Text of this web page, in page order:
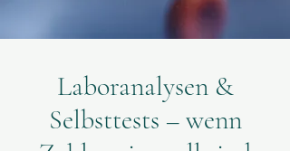
Laboranalysen &
Selbsttests – wenn